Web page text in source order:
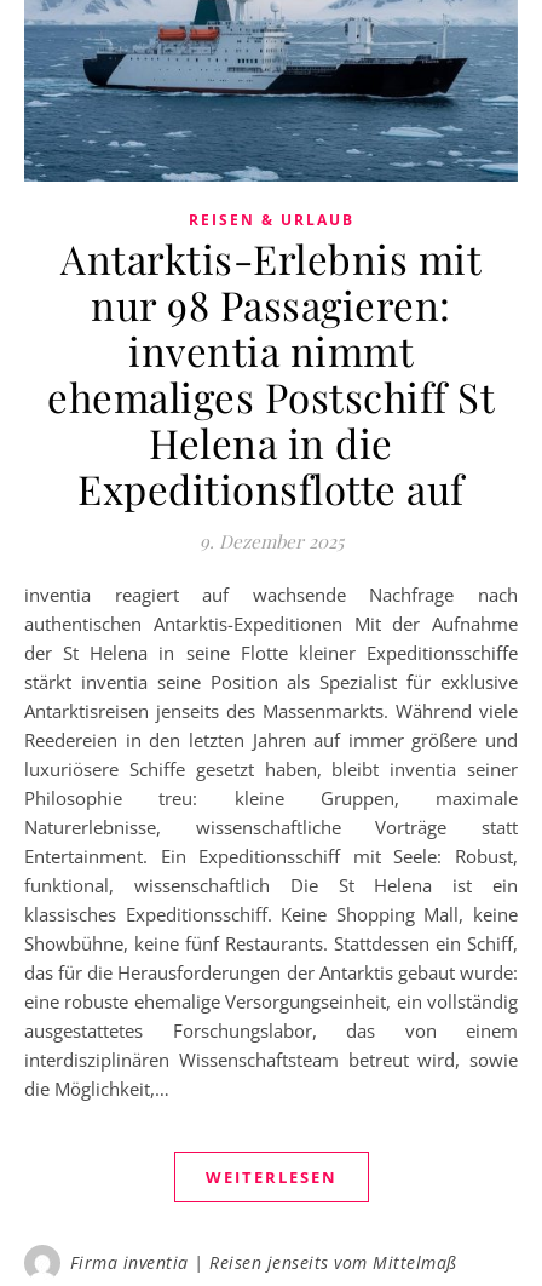
REISEN & URLAUB
Antarktis-Erlebnis mit
nur 98 Passagieren:
inventia nimmt
ehemaliges Postschiff St
Helena in die
Expeditionsflotte auf
9. Dezember 2025
inventia reagiert auf wachsende Nachfrage nach
authentischen Antarktis-Expeditionen Mit der Aufnahme
der St Helena in seine Flotte kleiner Expeditionsschiffe
stärkt inventia seine Position als Spezialist für exklusive
Antarktisreisen jenseits des Massenmarkts. Während viele
Reedereien in den letzten Jahren auf immer größere und
luxuriösere Schiffe gesetzt haben, bleibt inventia seiner
Philosophie treu: kleine Gruppen, maximale
Naturerlebnisse, wissenschaftliche Vorträge statt
Entertainment. Ein Expeditionsschiff mit Seele: Robust,
funktional, wissenschaftlich Die St Helena ist ein
klassisches Expeditionsschiff. Keine Shopping Mall, keine
Showbühne, keine fünf Restaurants. Stattdessen ein Schiff,
das für die Herausforderungen der Antarktis gebaut wurde:
eine robuste ehemalige Versorgungseinheit, ein vollständig
ausgestattetes Forschungslabor, das von einem
interdisziplinären Wissenschaftsteam betreut wird, sowie
die Möglichkeit,…
WEITERLESEN
Firma inventia | Reisen jenseits vom Mittelmaß